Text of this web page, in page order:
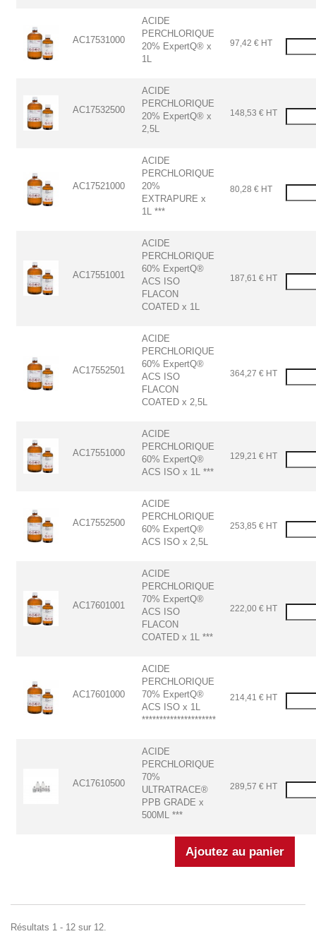
AC17531000
ACIDE
PERCHLORIQUE
20% ExpertQ® x
1L
97,42 € HT
AC17532500
ACIDE
PERCHLORIQUE
20% ExpertQ® x
2,5L
148,53 € HT
AC17521000
ACIDE
PERCHLORIQUE
20%
EXTRAPURE x
1L ***
80,28 € HT
AC17551001
ACIDE
PERCHLORIQUE
60% ExpertQ®
ACS ISO
FLACON
COATED x 1L
187,61 € HT
AC17552501
ACIDE
PERCHLORIQUE
60% ExpertQ®
ACS ISO
FLACON
COATED x 2,5L
364,27 € HT
AC17551000
ACIDE
PERCHLORIQUE
60% ExpertQ®
ACS ISO x 1L ***
129,21 € HT
AC17552500
ACIDE
PERCHLORIQUE
60% ExpertQ®
ACS ISO x 2,5L
253,85 € HT
AC17601001
ACIDE
PERCHLORIQUE
70% ExpertQ®
ACS ISO
FLACON
COATED x 1L ***
222,00 € HT
AC17601000
ACIDE
PERCHLORIQUE
70% ExpertQ®
ACS ISO x 1L
*********************
214,41 € HT
AC17610500
ACIDE
PERCHLORIQUE
70%
ULTRATRACE®
PPB GRADE x
500ML ***
289,57 € HT
Résultats 1 - 12 sur 12.